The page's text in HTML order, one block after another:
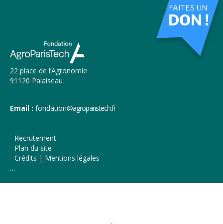
22 place de l’Agronomie
91120 Palaiseau
Email : fondation@agroparistech.fr
Recrutement
Plan du site
Crédits | Mentions légales
…
FAITES UN
DON !